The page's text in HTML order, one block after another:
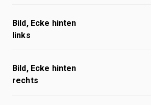
Bild, Ecke hinten
links
Bild, Ecke hinten
rechts